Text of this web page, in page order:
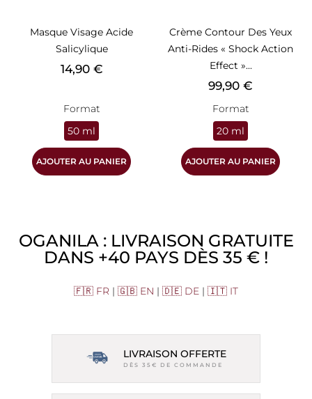
Masque Visage Acide
Salicylique
Prix
14,90 €
Format
50 ml
AJOUTER AU PANIER
Crème Contour Des Yeux
Anti-Rides « Shock Action
Effect »...
Prix
99,90 €
Format
20 ml
AJOUTER AU PANIER
OGANILA : LIVRAISON GRATUITE
DANS +40 PAYS DÈS 35 € !
🇫🇷 FR | 🇬🇧 EN | 🇩🇪 DE | 🇮🇹 IT
LIVRAISON OFFERTE
DÈS 35€ DE COMMANDE